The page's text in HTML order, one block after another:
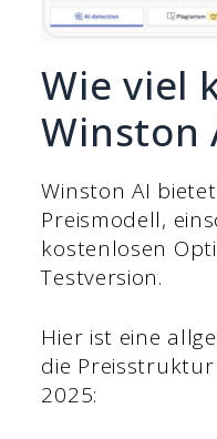
Wie viel
Winston
Winston AI
Preismodell,
kostenlosen
Testversion.
Hier ist eine
die
2025: